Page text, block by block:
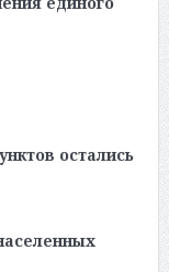
остались